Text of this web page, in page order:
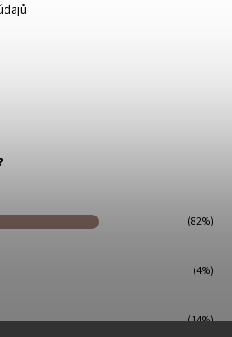
(82%)
(4%)
(14%)